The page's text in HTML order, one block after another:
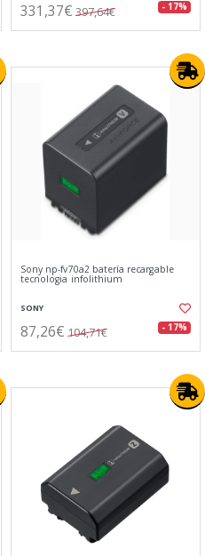
331,37€ 397,64€ - 17%
Sony np-fv70a2 batería recargable
tecnologia infolithium
SONY
87,26€ 104,71€ - 17%